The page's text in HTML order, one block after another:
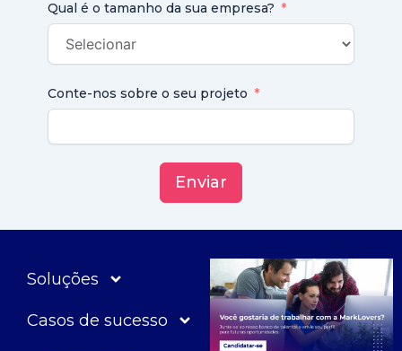
Qual é o tamanho da sua empresa?
Conte-nos sobre o seu projeto
Enviar
Soluções
Casos de sucesso